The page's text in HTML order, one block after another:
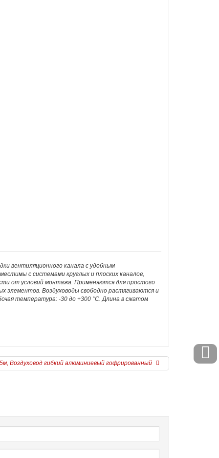
вентиляционного канала с удобным
с системами круглых и плоских каналов,
от условий монтажа. Применяются для простого
элементов. Воздуховоды свободно растягиваются и
температура: -30 до +300 °С. Длина в сжатом
Воздуховод гибкий алюминиевый гофрированный